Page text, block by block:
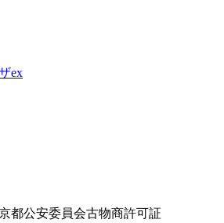
ex
都公安委員会古物商許可証